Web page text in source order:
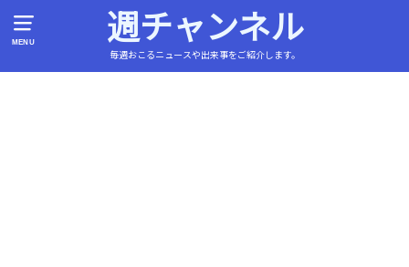
MENU 週チャンネル
毎週おこるニュースや出来事をご紹介します。